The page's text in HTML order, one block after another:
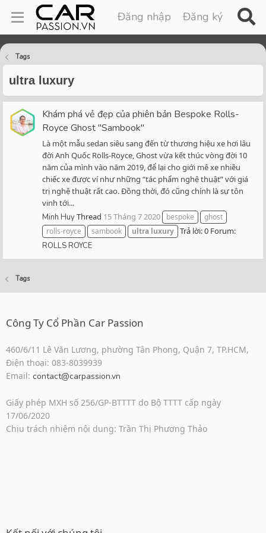
Đăng nhập Đăng ký
Tags
ultra luxury
Khám phá vẻ đẹp của phiên bản Bespoke Rolls-
Royce Ghost "Sambook"
Là một mẫu sedan siêu sang đến từ thương hiệu xe hơi lâu
đời Anh Quốc Rolls-Royce, Ghost vừa kết thúc vòng đời 10
năm của mình vào năm 2019, để lại cho giới mê xe nhiều
chiếc xe được ví như những “tác phẩm nghệ thuật” với giá
trị nghệ thuật rất cao. Đồng thời, đó cũng chính là sự tôn
vinh tới...
Minh HuyThread 15 Tháng 7 2020 bespoke
ghost
rolls-royce
sambook ultra luxury Trả lời: 0 Forum:
ROLLS ROYCE
Tags
Công Ty Cổ Phần Car Passion
460/6/11 Lê Văn Lương, phường Tân Phong, Quận 7, TP.HCM,
Điện thoại: 083-8039939
Email: contact@carpassion.vn
Giấy phép MXH số 256/GP-BTTTT do Bộ TTTT cấp ngày
17/06/2020
Chịu trách nhiệm nội dung: Trần Thị Phương Thảo